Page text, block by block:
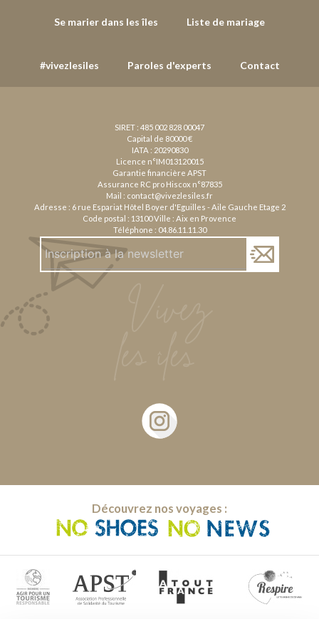
Se marier dans les îles Liste de mariage
#vivezlesiles Paroles d'experts Contact
SIRET : 485 002 828 00047
Capital de 80000 €
IATA : 20290830
Licence n°IM013120015
Garantie financière APST
Assurance RC pro Hiscox n°87835
Mail : contact@vivezlesiles.fr
Adresse : 6 rue Espariat Hôtel Boyer d'Eguilles - Aile Gauche Etage 2
Code postal : 13100 Ville : Aix en Provence
Téléphone : 04.86.11.11.30
Découvrez nos voyages :